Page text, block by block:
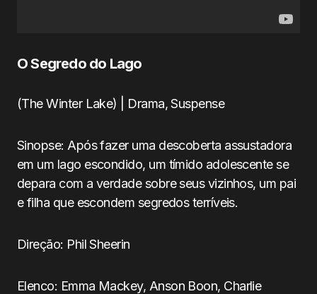
O Segredo do Lago
(The Winter Lake) | Drama, Suspense
Sinopse: Após fazer uma descoberta assustadora
em um lago escondido, um tímido adolescente se
depara com a verdade sobre seus vizinhos, um pai
e filha que escondem segredos terríveis.
Direção: Phil Sheerin
Elenco: Emma Mackey, Anson Boon, Charlie